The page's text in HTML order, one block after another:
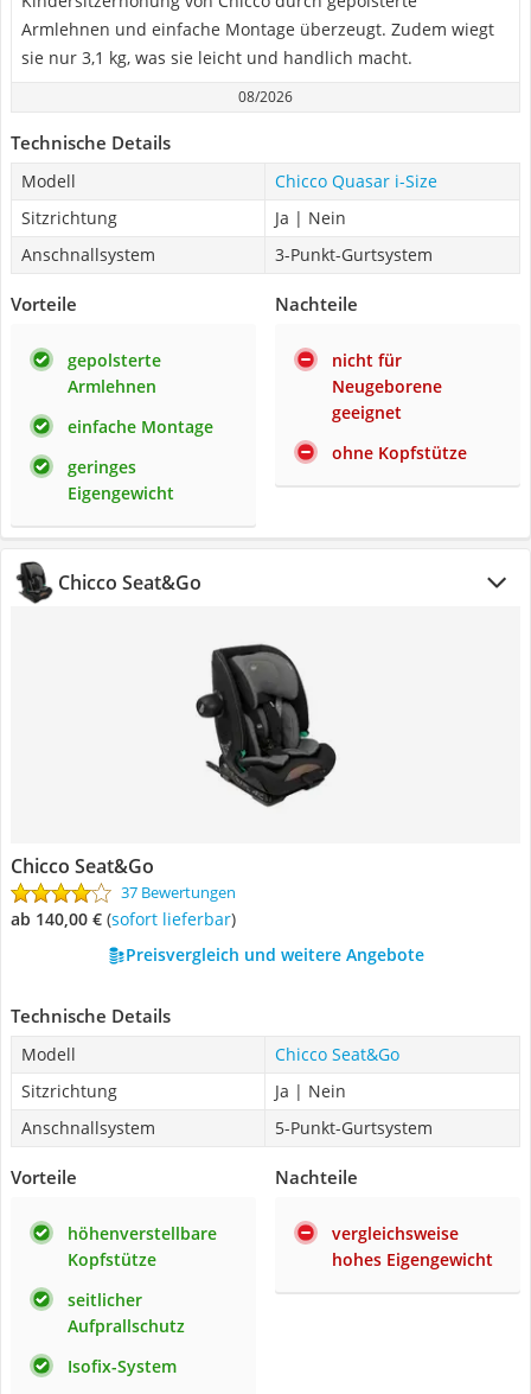
Armlehnen und einfache Montage überzeugt. Zudem wiegt
sie nur 3,1 kg, was sie leicht und handlich macht.
08/2026
Technische Details
Modell
Chicco Quasar i-Size
Sitzrichtung
Ja | Nein
Anschnallsystem
3-Punkt-Gurtsystem
Vorteile
gepolsterte
Armlehnen
einfache Montage
geringes
Eigengewicht
Nachteile
nicht für
Neugeborene
geeignet
ohne Kopfstütze
Chicco Seat&Go
Chicco Seat&Go
37 Bewertungen
ab 140,00 € ( Sofort lieferbar)
Preisvergleich und weitere Angebote
Technische Details
Modell
Chicco Seat&Go
Sitzrichtung
Ja | Nein
Anschnallsystem
5-Punkt-Gurtsystem
Vorteile
höhenverstellbare
Kopfstütze
seitlicher
Aufprallschutz
Isofix-System
Nachteile
vergleichsweise
hohes Eigengewicht